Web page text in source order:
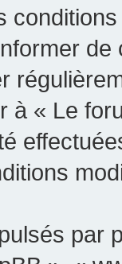
à « Le
par